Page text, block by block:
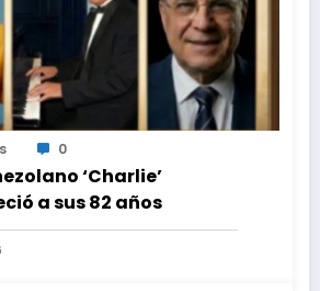
0
‘Charlie’
a sus 82 años